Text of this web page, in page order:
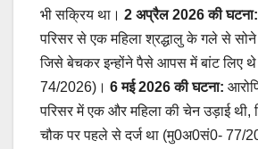
भी सक्रिय था। 2 अप्रैल 2026 की घटना:
परिसर से एक महिला श्रद्धालु के गले से सोने
जिसे बेचकर इन्होंने पैसे आपस में बांट लिए
74/2026)। 6 मई 2026 की घटना:
परिसर में एक और महिला की चेन उड़ाई थी,
चौक पर पहले से दर्ज था (मु0अ0सं0- 77/